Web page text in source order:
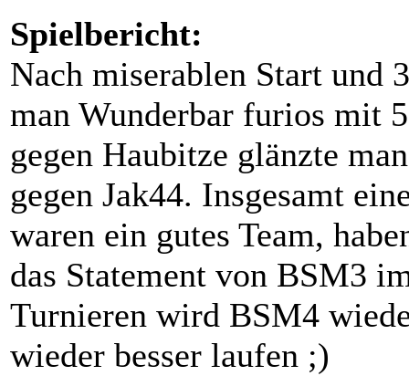
Spielbericht:
Nach miserablen Start und
man Wunderbar furios mit
gegen Haubitze glänzte
gegen Jak44. Insgesamt
waren ein gutes Team,
das Statement von BSM3
Turnieren wird BSM4
wieder besser laufen ;)